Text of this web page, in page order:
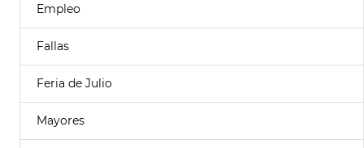
Empleo
Fallas
Feria de Julio
Mayores